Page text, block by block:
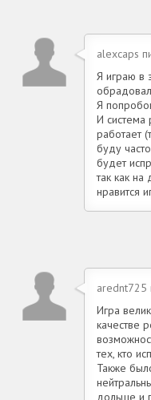
alexcaps
Я играю в
Я
И система
работает
буду
будет
так как
нравится
arednt725
Игра
качестве
тех, кто
Также
дольше и